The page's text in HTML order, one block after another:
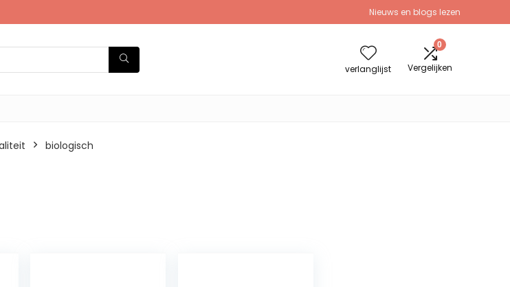
Nieuws en blogs lezen
verlanglijst
0
Vergelijken
‎biologisch